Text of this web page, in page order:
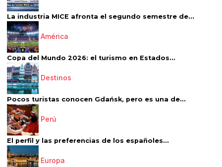
La industria MICE afronta el segundo semestre de...
América
Copa del Mundo 2026: el turismo en Estados...
Destinos
Pocos turistas conocen Gdańsk, pero es una de...
Perú
El perfil y las preferencias de los españoles...
Europa